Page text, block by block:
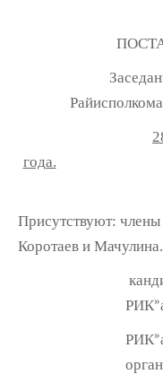
Заседания
года.
Присутствуют:
Коротаев и Мачулина.
РИК»
РИК»